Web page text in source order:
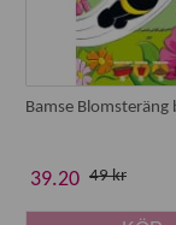
Bamse Blomsteräng
39.20 49 kr